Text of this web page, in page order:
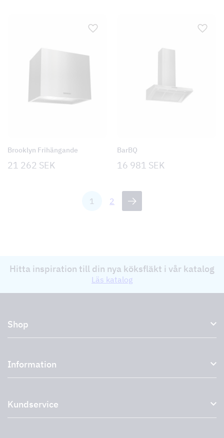
Brooklyn Frihängande
21 262 SEK
BarBQ
16 981 SEK
1 2
Hitta inspiration till din nya köksfläkt i vår katalog
Läs katalog
Shop
Externa fläktar
Plasmafilter
Outlet
Storköksprodukter PRO
Information
Miljö
Support och service
Kundservice